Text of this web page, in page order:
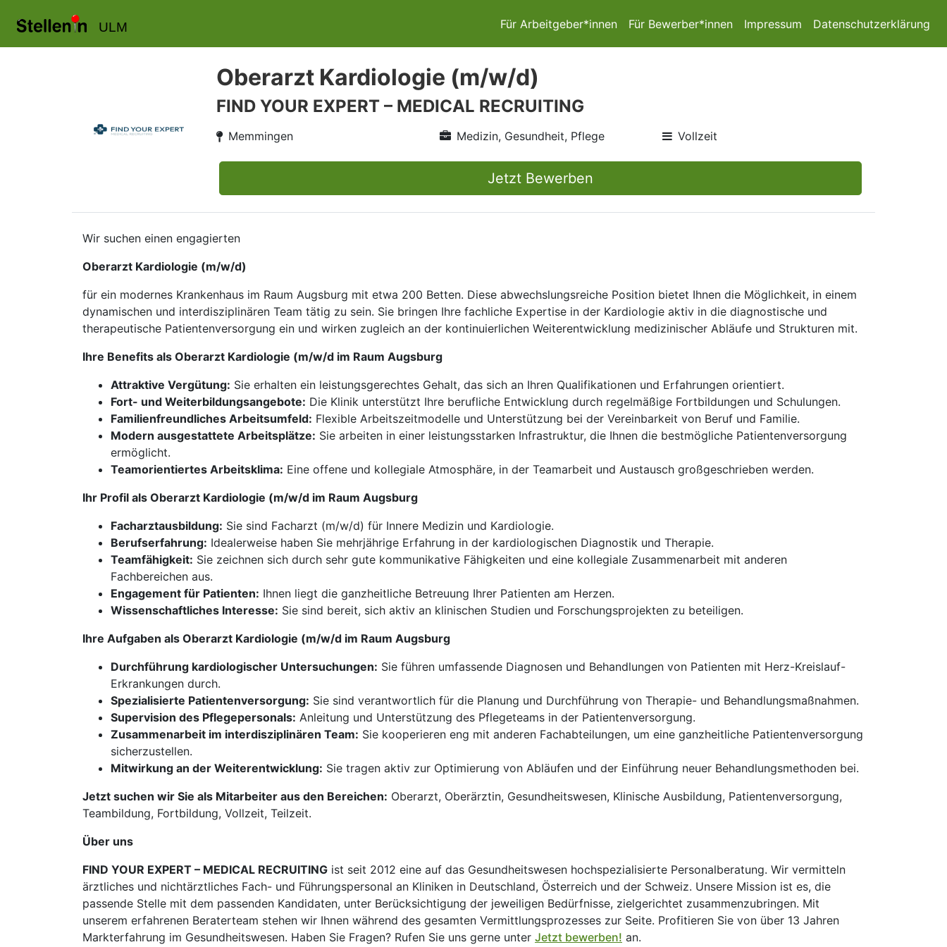
ULM Für Arbeitgeber*innen Für Bewerber*innen Impressum Datenschutzerklärung
Oberarzt Kardiologie (m/w/d)
FIND YOUR EXPERT – MEDICAL RECRUITING
Memmingen Medizin, Gesundheit, Pflege Vollzeit
Jetzt Bewerben
Wir suchen einen engagierten
Oberarzt Kardiologie (m/w/d)
für ein modernes Krankenhaus im Raum Augsburg mit etwa 200 Betten. Diese abwechslungsreiche Position bietet Ihnen die Möglichkeit, in einem
dynamischen und interdisziplinären Team tätig zu sein. Sie bringen Ihre fachliche Expertise in der Kardiologie aktiv in die diagnostische und
therapeutische Patientenversorgung ein und wirken zugleich an der kontinuierlichen Weiterentwicklung medizinischer Abläufe und Strukturen mit.
Ihre Benefits als Oberarzt Kardiologie (m/w/d im Raum Augsburg
Attraktive Vergütung: Sie erhalten ein leistungsgerechtes Gehalt, das sich an Ihren Qualifikationen und Erfahrungen orientiert.
Fort- und Weiterbildungsangebote: Die Klinik unterstützt Ihre berufliche Entwicklung durch regelmäßige Fortbildungen und Schulungen.
Familienfreundliches Arbeitsumfeld: Flexible Arbeitszeitmodelle und Unterstützung bei der Vereinbarkeit von Beruf und Familie.
Modern ausgestattete Arbeitsplätze: Sie arbeiten in einer leistungsstarken Infrastruktur, die Ihnen die bestmögliche Patientenversorgung
ermöglicht.
Teamorientiertes Arbeitsklima: Eine offene und kollegiale Atmosphäre, in der Teamarbeit und Austausch großgeschrieben werden.
Ihr Profil als Oberarzt Kardiologie (m/w/d im Raum Augsburg
Facharztausbildung: Sie sind Facharzt (m/w/d) für Innere Medizin und Kardiologie.
Berufserfahrung: Idealerweise haben Sie mehrjährige Erfahrung in der kardiologischen Diagnostik und Therapie.
Teamfähigkeit: Sie zeichnen sich durch sehr gute kommunikative Fähigkeiten und eine kollegiale Zusammenarbeit mit anderen
Fachbereichen aus.
Engagement für Patienten: Ihnen liegt die ganzheitliche Betreuung Ihrer Patienten am Herzen.
Wissenschaftliches Interesse: Sie sind bereit, sich aktiv an klinischen Studien und Forschungsprojekten zu beteiligen.
Ihre Aufgaben als Oberarzt Kardiologie (m/w/d im Raum Augsburg
Durchführung kardiologischer Untersuchungen: Sie führen umfassende Diagnosen und Behandlungen von Patienten mit Herz-Kreislauf-
Erkrankungen durch.
Spezialisierte Patientenversorgung: Sie sind verantwortlich für die Planung und Durchführung von Therapie- und Behandlungsmaßnahmen.
Supervision des Pflegepersonals: Anleitung und Unterstützung des Pflegeteams in der Patientenversorgung.
Zusammenarbeit im interdisziplinären Team: Sie kooperieren eng mit anderen Fachabteilungen, um eine ganzheitliche Patientenversorgung
sicherzustellen.
Mitwirkung an der Weiterentwicklung: Sie tragen aktiv zur Optimierung von Abläufen und der Einführung neuer Behandlungsmethoden bei.
Jetzt suchen wir Sie als Mitarbeiter aus den Bereichen: Oberarzt, Oberärztin, Gesundheitswesen, Klinische Ausbildung, Patientenversorgung,
Teambildung, Fortbildung, Vollzeit, Teilzeit.
Über uns
FIND YOUR EXPERT – MEDICAL RECRUITING ist seit 2012 eine auf das Gesundheitswesen hochspezialisierte Personalberatung. Wir vermitteln
ärztliches und nichtärztliches Fach- und Führungspersonal an Kliniken in Deutschland, Österreich und der Schweiz. Unsere Mission ist es, die
passende Stelle mit dem passenden Kandidaten, unter Berücksichtigung der jeweiligen Bedürfnisse, zielgerichtet zusammenzubringen. Mit
unserem erfahrenen Beraterteam stehen wir Ihnen während des gesamten Vermittlungsprozesses zur Seite. Profitieren Sie von über 13 Jahren
Markterfahrung im Gesundheitswesen. Haben Sie Fragen? Rufen Sie uns gerne unter Jetzt bewerben! an.